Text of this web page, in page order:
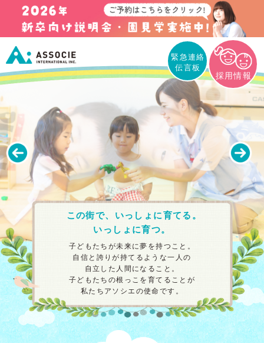
採用情報
緊急連絡
伝言板
この街で、いっしょに育てる。
いっしょに育つ。
子どもたちが未来に夢を持つこと。
自信と誇りが持てるような一人の
自立した人間になること。
子どもたちの根っこを育てることが
私たちアソシエの使命です。